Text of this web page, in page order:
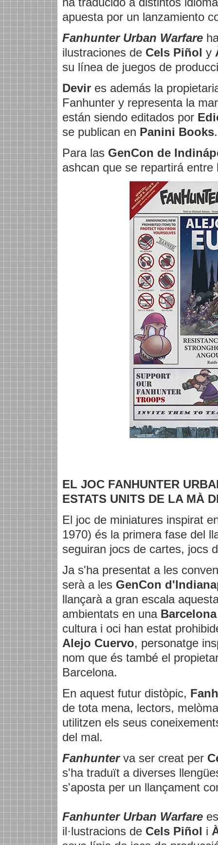
apuesta por un lanzamiento
Fanhunter Urban Warfare
ilustraciones de Cels Piñol y
su línea de juegos de
Devir es además la
Fanhunter y representa la
están siendo editados por
se publican en Panini Books.
Para las GenCon de
ashcan que se repartirá entre
EL JOC FANHUNTER
ESTATS UNITS DE LA MÀ
El joc de miniatures inspirat
1970) és la primera fase del
seguiran jocs de cartes, jocs
Ja s'ha presentat a les
serà a les GenCon
llançarà a gran escala
ambientats en una Barcelona
cultura i oci han estat
Alejo Cuervo, personatge
nom que és també el
Barcelona.
En aquest futur distòpic,
de tota mena, lectors,
utilitzen els seus
del mal.
Fanhunterva ser creat per
s'ha traduït a diverses
s'aposta per un llançament
Fanhunter Urban Warfare
il·lustracions deCels Piñol i